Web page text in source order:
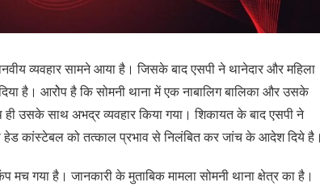
व्यवहार सामने आया है। जिसके बाद एसपी ने थानेदार और महिला
है। आरोेप है कि सोमनी थाना में एक नाबालिग बालिका और उसके
ही उसके साथ अभद्र व्यवहार किया गया। शिकायत के बाद एसपी ने
हेड कांस्टेबल को तत्काल प्रभाव से निलंबित कर जांच के आदेश दिये है।
गया है। जानकारी के मुताबिक मामला सोमनी थाना क्षेत्र का है।